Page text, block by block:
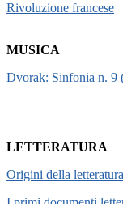
Rivoluzione francese
MUSICA
Dvorak: Sinfonia n.
LETTERATURA
Origini della